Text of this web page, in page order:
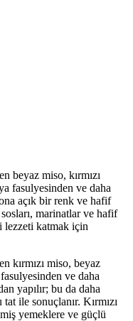
beyaz miso, kırmızı
fasulyesinden ve daha
açık bir renk ve hafif
marinatlar ve hafif
lezzeti katmak için
kırmızı miso, beyaz
ve daha
yapılır; bu da daha
ile sonuçlanır. Kırmızı
yemeklere ve güçlü